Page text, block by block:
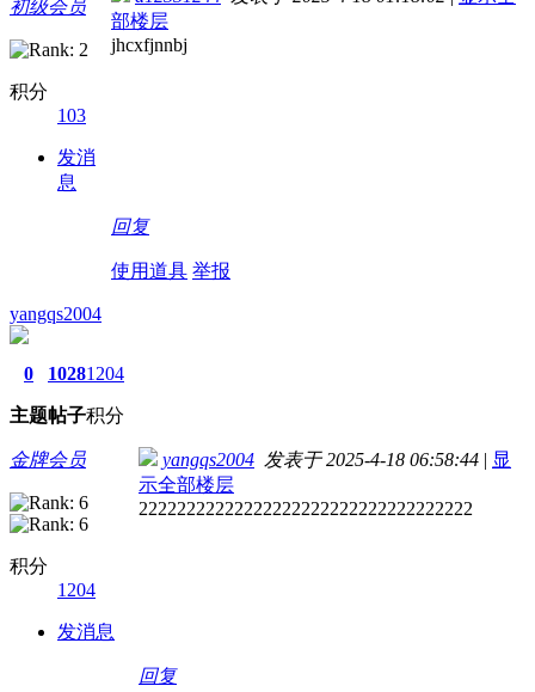
初级会员
积分
103
发消
息
部楼层
jhcxfjnnbj
回复
使用道具 举报
yangqs2004
0
主题
1028
帖子
1204
积分
金牌会员
积分
1204
发消息
yangqs2004 发表于 2025-4-18 06:58:44 | 显
示全部楼层
22222222222222222222222222222222222
回复